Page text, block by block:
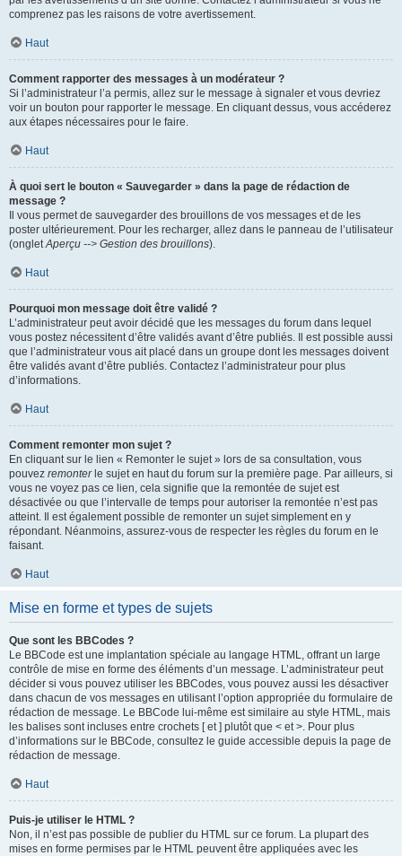
comprenez pas les raisons de votre avertissement.
Haut
Comment rapporter des messages à un modérateur ?
Si l’administrateur l’a permis, allez sur le message à signaler et vous devriez
voir un bouton pour rapporter le message. En cliquant dessus, vous accéderez
aux étapes nécessaires pour le faire.
Haut
À quoi sert le bouton « Sauvegarder » dans la page de rédaction de
message ?
Il vous permet de sauvegarder des brouillons de vos messages et de les
poster ultérieurement. Pour les recharger, allez dans le panneau de l’utilisateur
(ongletAperçu --> Gestion des brouillons).
Haut
Pourquoi mon message doit être validé ?
L’administrateur peut avoir décidé que les messages du forum dans lequel
vous postez nécessitent d’être validés avant d’être publiés. Il est possible aussi
que l’administrateur vous ait placé dans un groupe dont les messages doivent
être validés avant d’être publiés. Contactez l’administrateur pour plus
d’informations.
Haut
Comment remonter mon sujet ?
En cliquant sur le lien « Remonter le sujet » lors de sa consultation, vous
pouvez remonterle sujet en haut du forum sur la première page. Par ailleurs, si
vous ne voyez pas ce lien, cela signifie que la remontée de sujet est
désactivée ou que l’intervalle de temps pour autoriser la remontée n’est pas
atteint. Il est également possible de remonter un sujet simplement en y
répondant. Néanmoins, assurez-vous de respecter les règles du forum en le
faisant.
Haut
Mise en forme et types de sujets
Que sont les BBCodes ?
Le BBCode est une implantation spéciale au langage HTML, offrant un large
contrôle de mise en forme des éléments d’un message. L’administrateur peut
décider si vous pouvez utiliser les BBCodes, vous pouvez aussi les désactiver
dans chacun de vos messages en utilisant l’option appropriée du formulaire de
rédaction de message. Le BBCode lui-même est similaire au style HTML, mais
les balises sont incluses entre crochets [ et ] plutôt que < et >. Pour plus
d’informations sur le BBCode, consultez le guide accessible depuis la page de
rédaction de message.
Haut
Puis-je utiliser le HTML ?
Non, il n’est pas possible de publier du HTML sur ce forum. La plupart des
mises en forme permises par le HTML peuvent être appliquées avec les